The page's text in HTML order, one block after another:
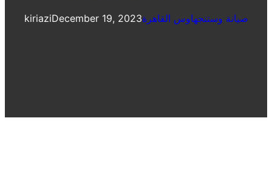
kiriaziDecember 19, 2023صيانة وستنجهاوس القاهرة